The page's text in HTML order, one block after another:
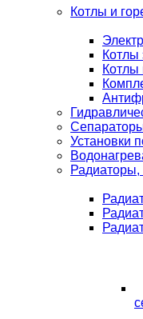
Котлы и
Котлы
Котлы
Установки